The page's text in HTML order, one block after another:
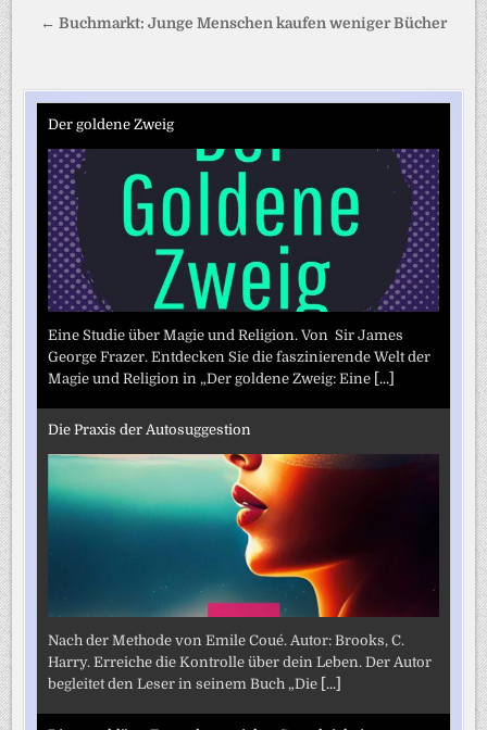
← Buchmarkt: Junge Menschen kaufen weniger Bücher
Der goldene Zweig
Eine Studie über Magie und Religion. Von Sir James
George Frazer. Entdecken Sie die faszinierende Welt der
Magie und Religion in „Der goldene Zweig: Eine [...]
Die Praxis der Autosuggestion
Nach der Methode von Emile Coué. Autor: Brooks, C.
Harry. Erreiche die Kontrolle über dein Leben. Der Autor
begleitet den Leser in seinem Buch „Die [...]